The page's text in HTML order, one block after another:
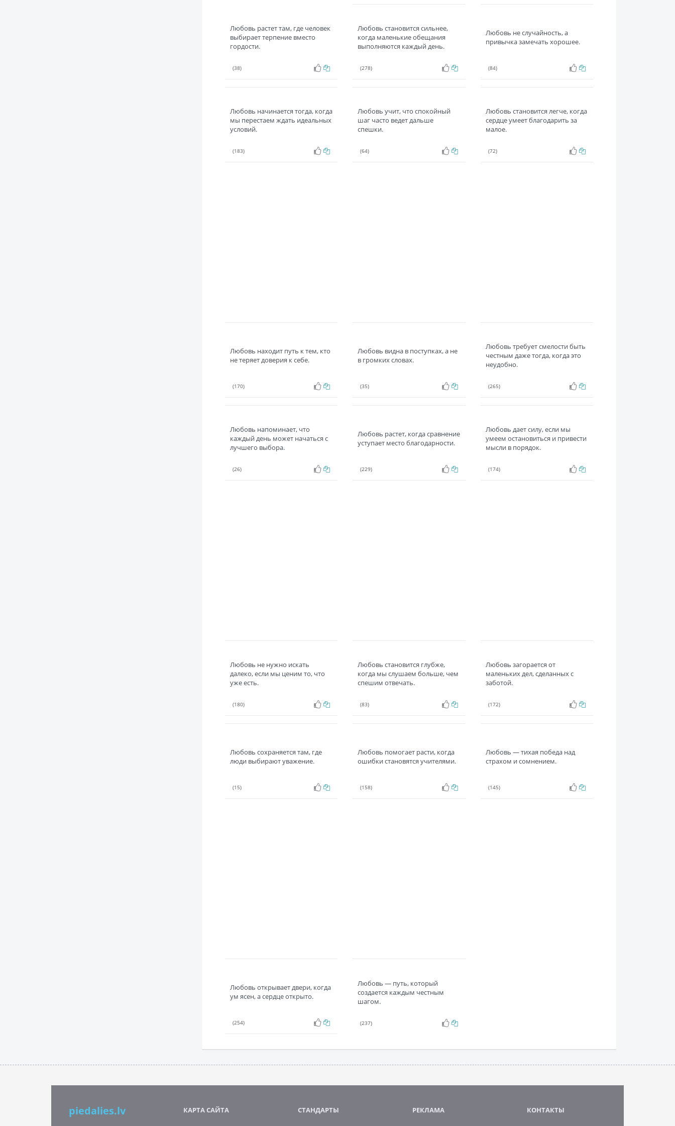
Любовь растет там, где человек
выбирает терпение вместо
гордости.
(38)
Любовь становится сильнее,
когда маленькие обещания
выполняются каждый день.
(278)
Любовь не случайность, а
привычка замечать хорошее.
(84)
Любовь начинается тогда, когда
мы перестаем ждать идеальных
условий.
(183)
Любовь учит, что спокойный
шаг часто ведет дальше
спешки.
(64)
Любовь становится легче, когда
сердце умеет благодарить за
малое.
(72)
Любовь находит путь к тем, кто
не теряет доверия к себе.
(170)
Любовь видна в поступках, а не
в громких словах.
(35)
Любовь требует смелости быть
честным даже тогда, когда это
неудобно.
(265)
Любовь напоминает, что
каждый день может начаться с
лучшего выбора.
(26)
Любовь растет, когда сравнение
уступает место благодарности.
(229)
Любовь дает силу, если мы
умеем остановиться и привести
мысли в порядок.
(174)
Любовь не нужно искать
далеко, если мы ценим то, что
уже есть.
(180)
Любовь становится глубже,
когда мы слушаем больше, чем
спешим отвечать.
(83)
Любовь загорается от
маленьких дел, сделанных с
заботой.
(172)
Любовь сохраняется там, где
люди выбирают уважение.
(15)
Любовь помогает расти, когда
ошибки становятся учителями.
(158)
Любовь — тихая победа над
страхом и сомнением.
(145)
Любовь открывает двери, когда
ум ясен, а сердце открыто.
(254)
Любовь — путь, который
создается каждым честным
шагом.
(237)
piedalies.lv КАРТА САЙТА СТАНДАРТЫ РЕКЛАМА КОНТАКТЫ